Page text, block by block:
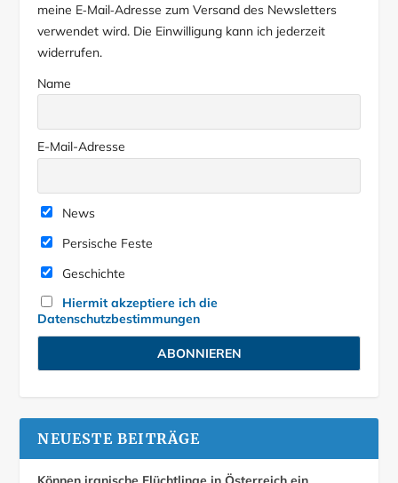
meine E‑Mail‑Adresse zum Versand des Newsletters
verwendet wird. Die Einwilligung kann ich jederzeit
widerrufen.
Name
E-Mail-Adresse
News
Persische Feste
Geschichte
Hiermit akzeptiere ich die
Datenschutzbestimmungen
NEUESTE BEITRÄGE